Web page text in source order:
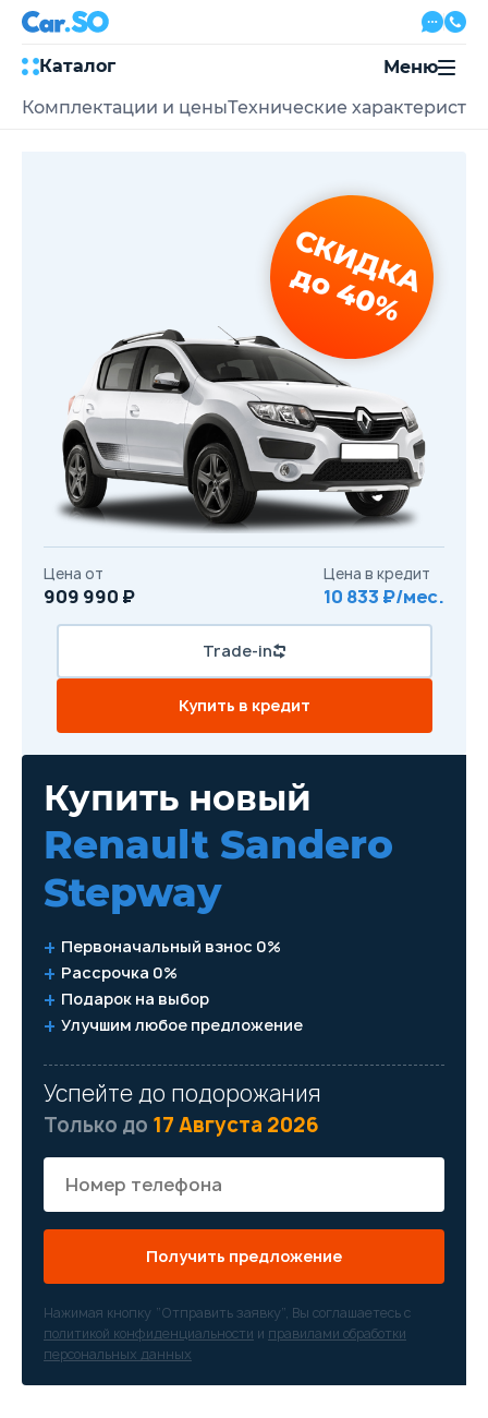
Каталог
8 800 500-03-23
с 08:00 по 20:00, без выходных
Привольная улица, 2, к5
Перезвоните мне
Меню
Комплектации и ценыТехнические
Купить новый
Renault Sandero
Stepway
Первоначальный взнос 0%
Рассрочка 0%
Подарок на выбор
Улучшим любое предложение
Успейте до подорожания
Только до 17 Августа 2026
Получить предложение
Нажимая кнопку “Отправить заявку”, Вы соглашаетесь с
политикой конфиденциальности и правилами обработки
персональных данных
СКИДКА
до 40%
Цена от
909 990 ₽
Цена в кредит
10 833 ₽/мес.
Trade-in
Купить в кредит